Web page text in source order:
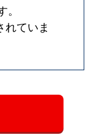
れていま